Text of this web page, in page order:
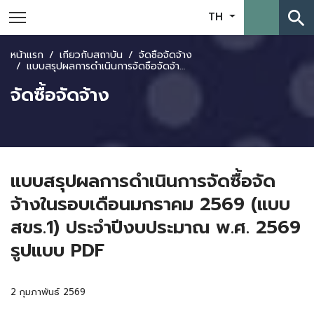
TH search
หน้าแรก เกี่ยวกับสถาบัน จัดซื้อจัดจ้าง
แบบสรุปผลการดำเนินการจัดซื้อจัดจ้างในรอบเดือนมกราคม 2569 (แบบ สขร.1) ประจำปีงบประมาณ พ.ศ. 2569 รูปแบบ PDF
จัดซื้อจัดจ้าง
แบบสรุปผลการดำเนินการจัดซื้อจัด
จ้างในรอบเดือนมกราคม 2569 (แบบ
สขร.1) ประจำปีงบประมาณ พ.ศ. 2569
รูปแบบ PDF
2 กุมภาพันธ์ 2569